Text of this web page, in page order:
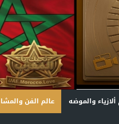
ألازياء والموضه عالم الفن